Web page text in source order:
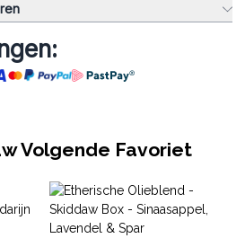
Volgende Favoriet